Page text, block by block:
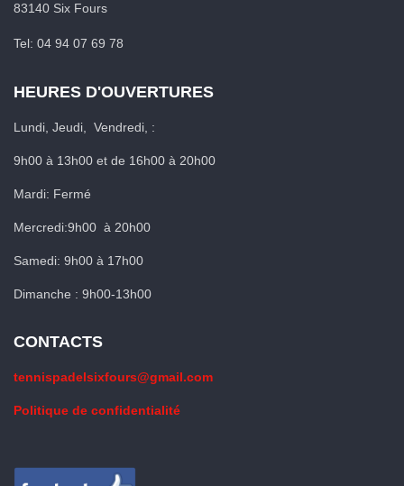
83140 Six Fours
Tel: 04 94 07 69 78
HEURES D'OUVERTURES
Lundi, Jeudi, Vendredi, :
9h00 à 13h00 et de 16h00 à 20h00
Mardi: Fermé
Mercredi:9h00 à 20h00
Samedi: 9h00 à 17h00
Dimanche : 9h00-13h00
CONTACTS
tennispadelsixfours@gmail.com
Politique de confidentialité